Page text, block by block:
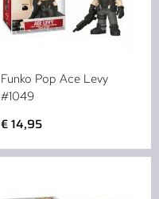
Funko Pop Ace Levy
#1049
€14,95